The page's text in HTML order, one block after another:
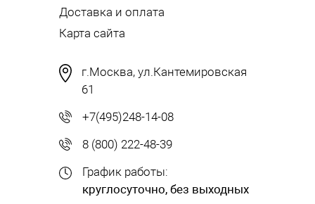
Доставка и оплата
Карта сайта
г.Москва, ул.Кантемировская
61
+7(495)248-14-08
8 (800) 222-48-39
График работы:
круглосуточно, без выходных